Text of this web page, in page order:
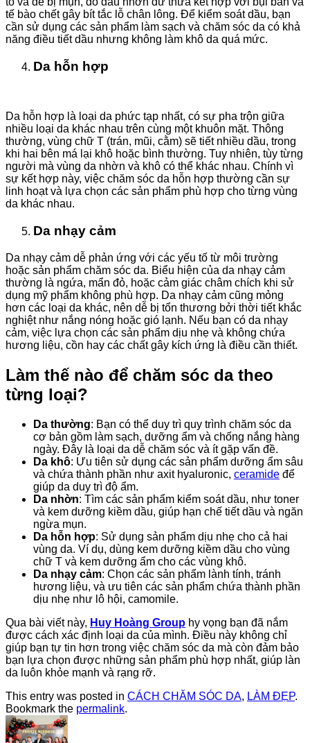
tế bào chết gây bít tắc lỗ chân lông. Để kiểm soát dầu, bạn
cần sử dụng các sản phẩm làm sạch và chăm sóc da có khả
năng điều tiết dầu nhưng không làm khô da quá mức.
Da hỗn hợp
Da hỗn hợp là loại da phức tạp nhất, có sự pha trộn giữa
nhiều loại da khác nhau trên cùng một khuôn mặt. Thông
thường, vùng chữ T (trán, mũi, cằm) sẽ tiết nhiều dầu, trong
khi hai bên má lại khô hoặc bình thường. Tuy nhiên, tùy từng
người mà vùng da nhờn và khô có thể khác nhau. Chính vì
sự kết hợp này, việc chăm sóc da hỗn hợp thường cần sự
linh hoạt và lựa chọn các sản phẩm phù hợp cho từng vùng
da khác nhau.
Da nhạy cảm
Da nhạy cảm dễ phản ứng với các yếu tố từ môi trường
hoặc sản phẩm chăm sóc da. Biểu hiện của da nhạy cảm
thường là ngứa, mẩn đỏ, hoặc cảm giác châm chích khi sử
dụng mỹ phẩm không phù hợp. Da nhạy cảm cũng mỏng
hơn các loại da khác, nên dễ bị tổn thương bởi thời tiết khắc
nghiệt như nắng nóng hoặc gió lạnh. Nếu bạn có da nhạy
cảm, việc lựa chọn các sản phẩm dịu nhẹ và không chứa
hương liệu, cồn hay các chất gây kích ứng là điều cần thiết.
Làm thế nào để chăm sóc da theo
từng loại?
Da thường: Bạn có thể duy trì quy trình chăm sóc da
cơ bản gồm làm sạch, dưỡng ẩm và chống nắng hàng
ngày. Đây là loại da dễ chăm sóc và ít gặp vấn đề.
Da khô: Ưu tiên sử dụng các sản phẩm dưỡng ẩm sâu
và chứa thành phần như axit hyaluronic, ceramide để
giúp da duy trì độ ẩm.
Da nhờn: Tìm các sản phẩm kiểm soát dầu, như toner
và kem dưỡng kiềm dầu, giúp hạn chế tiết dầu và ngăn
ngừa mụn.
Da hỗn hợp: Sử dụng sản phẩm dịu nhẹ cho cả hai
vùng da. Ví dụ, dùng kem dưỡng kiềm dầu cho vùng
chữ T và kem dưỡng ẩm cho các vùng khô.
Da nhạy cảm: Chọn các sản phẩm lành tính, tránh
hương liệu, và ưu tiên các sản phẩm chứa thành phần
dịu nhẹ như lô hội, camomile.
Qua bài viết này, Huy Hoàng Group hy vọng bạn đã nắm
được cách xác định loại da của mình. Điều này không chỉ
giúp bạn tự tin hơn trong việc chăm sóc da mà còn đảm bảo
bạn lựa chọn được những sản phẩm phù hợp nhất, giúp làn
da luôn khỏe mạnh và rạng rỡ.
This entry was posted in CÁCH CHĂM SÓC DA, LÀM ĐẸP.
Bookmark the permalink.